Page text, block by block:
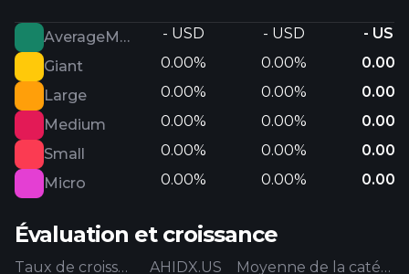
AverageMarketCap - USD - USD
- USD
Giant
0.00% 0.00%
0.00%
Large
0.00% 0.00%
0.00%
Medium
0.00% 0.00%
0.00%
Small
0.00% 0.00%
0.00%
Micro
0.00% 0.00% 0.00%
Évaluation et croissance
Taux de croissance AHIDX.US Moyenne de la catégorie